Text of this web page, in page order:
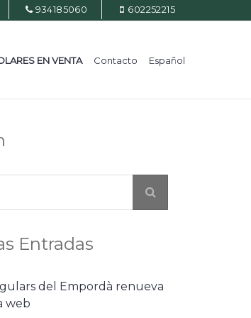
934185060 602252215
EN VENTA Contacto Español
Entradas
del Empordà renueva
web